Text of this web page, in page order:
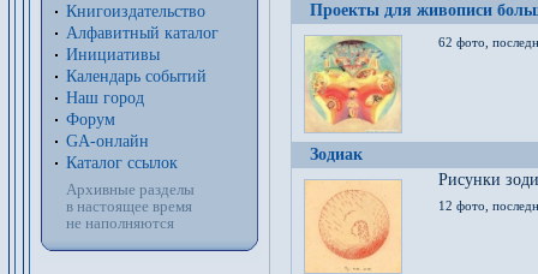
Книгоиздательство
Алфавитный каталог
Инициативы
Календарь событий
Наш город
Форум
GA-онлайн
Каталог ссылок
Архивные разделы
в настоящее время
не наполняются
Проекты для живописи
62 фото,
Зодиак
Рисунки
12 фото,